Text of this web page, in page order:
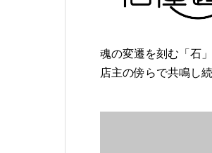
魂の変遷を刻む「石」
店主の傍らで共鳴し